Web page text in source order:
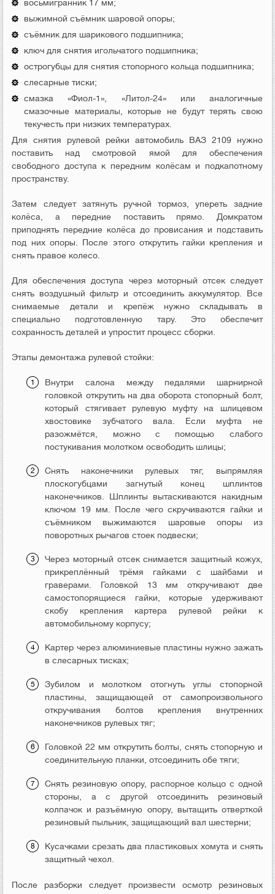
восьмигранник 17 мм;
выжимной съёмник шаровой опоры;
съёмник для шарикового подшипника;
ключ для снятия игольчатого подшипника;
острогубцы для снятия стопорного кольца подшипника;
слесарные тиски;
смазка «Фиол-1», «Литол-24» или аналогичные
смазочные материалы, которые не будут терять свою
текучесть при низких температурах.
Для снятия рулевой рейки автомобиль ВАЗ 2109 нужно
поставить над смотровой ямой для обеспечения
свободного доступа к передним колёсам и подкапотному
пространству.
Затем следует затянуть ручной тормоз, упереть задние
колёса, а передние поставить прямо. Домкратом
приподнять передние колёса до провисания и подставить
под них опоры. После этого открутить гайки крепления и
снять правое колесо.
Для обеспечения доступа через моторный отсек следует
снять воздушный фильтр и отсоединить аккумулятор. Все
снимаемые детали и крепёж нужно складывать в
специально подготовленную тару. Это обеспечит
сохранность деталей и упростит процесс сборки.
Этапы демонтажа рулевой стойки:
Внутри салона между педалями шарнирной
головкой открутить на два оборота стопорный болт,
который стягивает рулевую муфту на шлицевом
хвостовике зубчатого вала. Если муфта не
разожмётся, можно с помощью слабого
постукивания молотком освободить шлицы;
Снять наконечники рулевых тяг, выпрямляя
плоскогубцами загнутый конец шплинтов
наконечников. Шплинты вытаскиваются накидным
ключом 19 мм. После чего скручиваются гайки и
съёмником выжимаются шаровые опоры из
поворотных рычагов стоек подвески;
Через моторный отсек снимается защитный кожух,
прикреплённый трёмя гайками с шайбами и
граверами. Головкой 13 мм откручивают две
самостопорящиеся гайки, которые удерживают
скобу крепления картера рулевой рейки к
автомобильному корпусу;
Картер через алюминиевые пластины нужно зажать
в слесарных тисках;
Зубилом и молотком отогнуть углы стопорной
пластины, защищающей от самопроизвольного
откручивания болтов крепления внутренних
наконечников рулевых тяг;
Головкой 22 мм открутить болты, снять стопорную и
соединительную планки, отсоединить обе тяги;
Снять резиновую опору, распорное кольцо с одной
стороны, а с другой отсоединить резиновый
колпачок и разъёмную опору, вытащить отверткой
резиновый пыльник, защищающий вал шестерни;
Кусачками срезать два пластиковых хомута и снять
защитный чехол.
После разборки следует произвести осмотр резиновых